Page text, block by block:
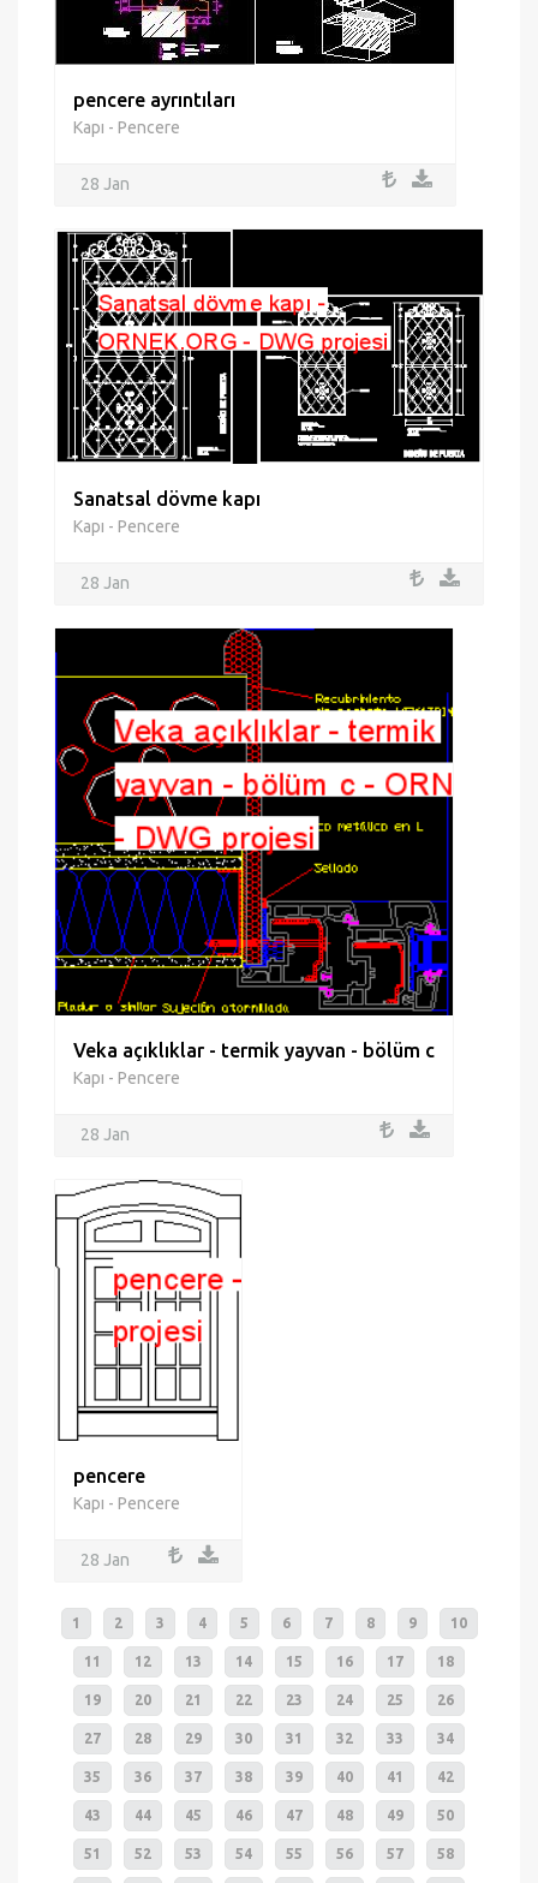
pencere ayrıntıları
Kapı - Pencere
28 Jan
Sanatsal dövme kapı
Kapı - Pencere
28 Jan
Veka açıklıklar - termik yayvan - bölüm c
Kapı - Pencere
28 Jan
pencere
Kapı - Pencere
28 Jan
1 2 3 4 5 6 7 8 9 10
11 12 13 14 15 16 17 18
19 20 21 22 23 24 25 26
27 28 29 30 31 32 33 34
35 36 37 38 39 40 41 42
43 44 45 46 47 48 49 50
51 52 53 54 55 56 57 58